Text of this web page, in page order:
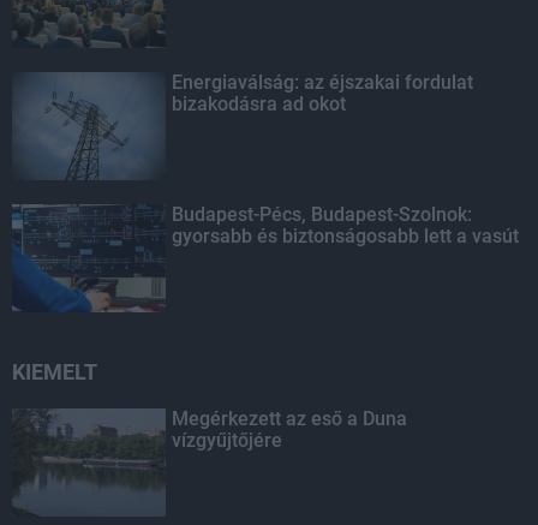
Energiaválság: az éjszakai fordulat
bizakodásra ad okot
Budapest-Pécs, Budapest-Szolnok:
gyorsabb és biztonságosabb lett a vasút
KIEMELT
Megérkezett az eső a Duna
vízgyűjtőjére